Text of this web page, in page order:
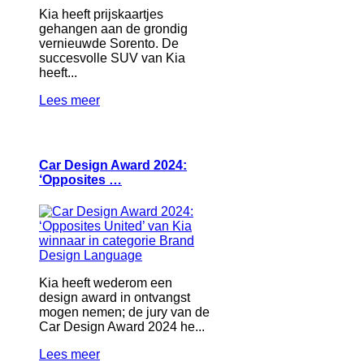
Kia heeft prijskaartjes
gehangen aan de grondig
vernieuwde Sorento. De
succesvolle SUV van Kia
heeft...
Lees meer
Car Design Award 2024:
‘Opposites …
Kia heeft wederom een
design award in ontvangst
mogen nemen; de jury van de
Car Design Award 2024 he...
Lees meer